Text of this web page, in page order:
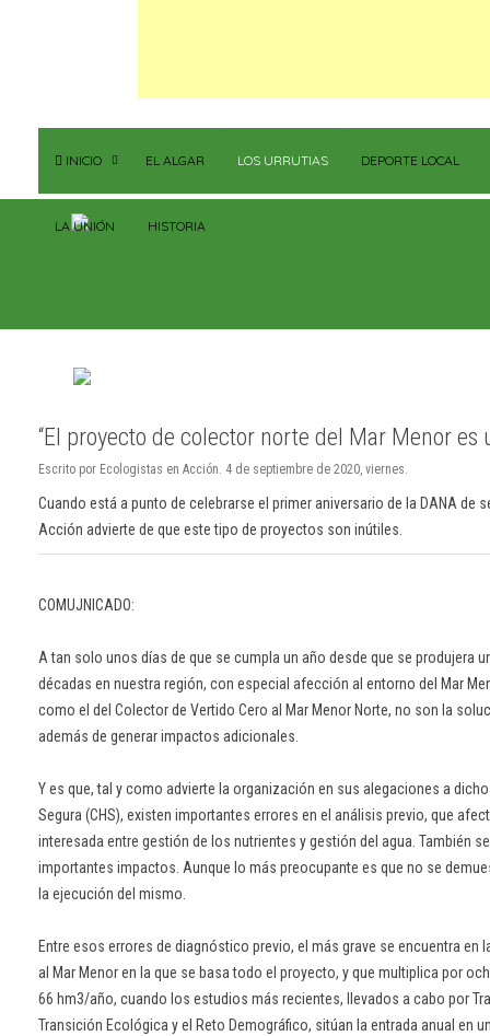
INICIO EL ALGAR LOS URRUTIAS DEPORTE LOCAL
LA UNIÓN HISTORIA
“El proyecto de colector norte del Mar Menor es
Escrito por Ecologistas en Acción. 4 de septiembre de 2020, viernes.
Cuando está a punto de celebrarse el primer aniversario de la DANA
Acción advierte de que este tipo de proyectos son inútiles.
COMUJNICADO:
A tan solo unos días de que se cumpla un año desde que se produjera
décadas en nuestra región, con especial afección al entorno del Mar
como el del Colector de Vertido Cero al Mar Menor Norte, no son la
además de generar impactos adicionales.
Y es que, tal y como advierte la organización en sus alegaciones a
Segura (CHS), existen importantes errores en el análisis previo, que
interesada entre gestión de los nutrientes y gestión del agua. También
importantes impactos. Aunque lo más preocupante es que no se
la ejecución del mismo.
Entre esos errores de diagnóstico previo, el más grave se encuentra
al Mar Menor en la que se basa todo el proyecto, y que multiplica por
66 hm3/año, cuando los estudios más recientes, llevados a cabo por
Transición Ecológica y el Reto Demográfico, sitúan la entrada anual en